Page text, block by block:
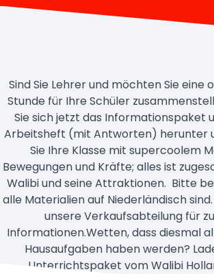
Sind Sie Lehrer und möchten Sie eine
Stunde für Ihre Schüler
Sie sich jetzt das Informationspaket
Arbeitsheft (mit Antworten) herunter
Sie Ihre Klasse mit supercoolem
Bewegungen und Kräfte; alles ist
Walibi und seine Attraktionen. Bitte
alle Materialien auf Niederländisch
unsere Verkaufsabteilung für
Informationen.Wetten, dass diesmal
Hausaufgaben haben werden?
Unterrichtspaket vom Walibi